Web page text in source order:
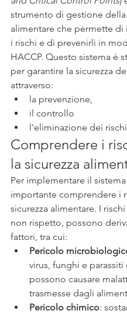
strumento di gestione della
alimentare che permette di
i rischi e di prevenirli in
HACCP. Questo sistema è
per garantire la sicurezza
attraverso:
la prevenzione,
il controllo
l'eliminazione dei
Comprendere i
la sicurezza
Per implementare il sistema
importante comprendere i
sicurezza alimentare. I
non rispetto, possono
fattori, tra cui:
Pericolo
virus, funghi e parassiti
possono causare
trasmesse dagli
Pericolo chimico: